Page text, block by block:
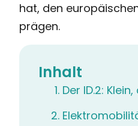
hat, den
prägen.
Inhalt
Der ID.2: